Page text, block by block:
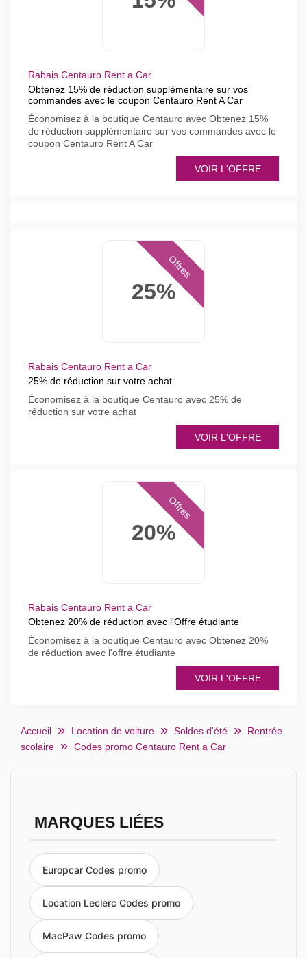
Rabais Centauro Rent a Car
Obtenez 15% de réduction supplémentaire sur vos
commandes avec le coupon Centauro Rent A Car
Économisez à la boutique Centauro avec Obtenez 15%
de réduction supplémentaire sur vos commandes avec le
coupon Centauro Rent A Car
VOIR L'OFFRE
25%
Offres
Rabais Centauro Rent a Car
25% de réduction sur votre achat
Économisez à la boutique Centauro avec 25% de
réduction sur votre achat
VOIR L'OFFRE
20%
Offres
Rabais Centauro Rent a Car
Obtenez 20% de réduction avec l'Offre étudiante
Économisez à la boutique Centauro avec Obtenez 20%
de réduction avec l'offre étudiante
VOIR L'OFFRE
Accueil Location de voiture Soldes d'été
Rentrée
scolaire
Codes promo Centauro Rent a Car
MARQUES LIÉES
Europcar Codes promo
Location Leclerc Codes promo
MacPaw Codes promo